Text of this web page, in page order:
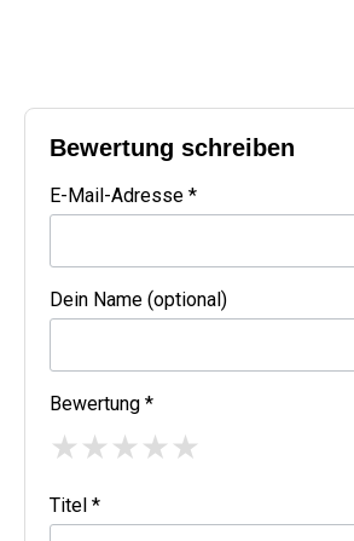
Bewertung schreiben
E-Mail-Adresse *
Dein Name (optional)
Bewertung *
★★★★★
Titel *